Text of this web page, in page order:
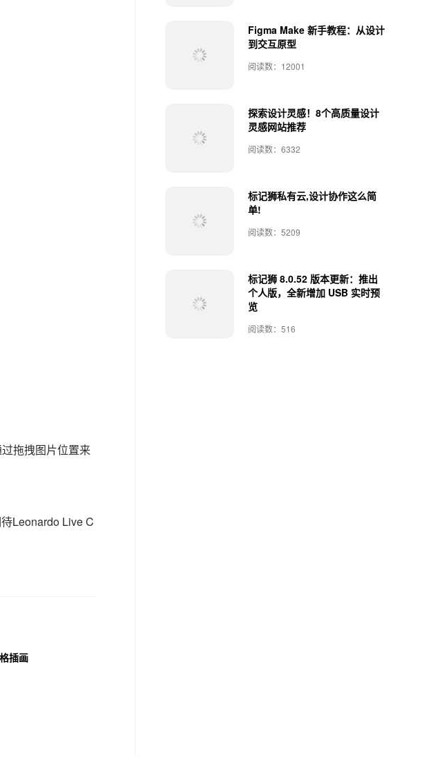
拖拽图片位置来
Leonardo Live C
插画
Figma Make 新手教程：从设计
到交互原型
阅读数：12001
探索设计灵感！8个高质量设计
灵感网站推荐
阅读数：6332
标记狮私有云,设计协作这么简
单!
阅读数：5209
标记狮 8.0.52 版本更新：推出
个人版，全新增加 USB 实时预
览
阅读数：516